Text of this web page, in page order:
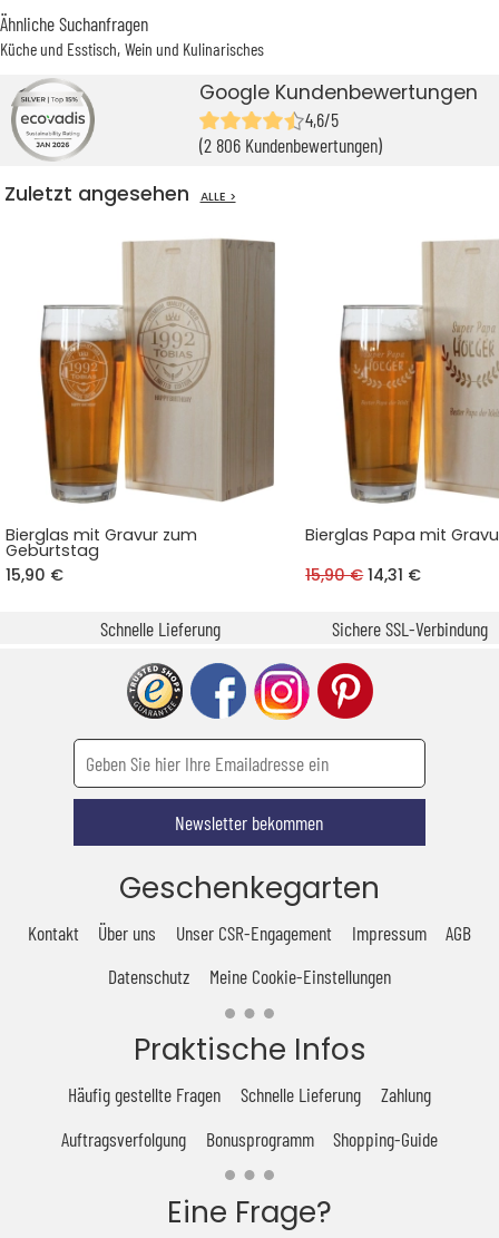
Ähnliche Suchanfragen
Küche und Esstisch Wein und Kulinarisches
Google Kundenbewertungen
4,6/5
(2 806 Kundenbewertungen)
Zuletzt angesehen ALLE >
Bierglas mit Gravur zum
Geburtstag
15,90 €
Bierglas Papa mit
15,90 €14,31 €
Schnelle Lieferung Sichere SSL-Verbindung
Newsletter bekommen
Geschenkegarten
Kontakt Über uns Unser CSR-Engagement Impressum
AGB
Datenschutz
Meine Cookie-Einstellungen
Praktische Infos
Häufig gestellte Fragen Schnelle Lieferung
Zahlung
Auftragsverfolgung
Bonusprogramm Shopping-Guide
Eine Frage?